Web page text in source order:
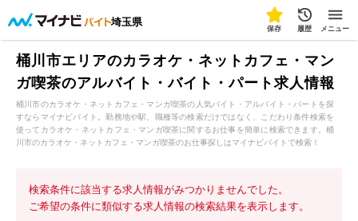
埼玉県
保存 履歴 メニュー
桶川市エリアのカラオケ・ネットカフェ・マン
ガ喫茶のアルバイト・バイト・パート求人情報
桶川市のカラオケ・ネットカフェ・マンガ喫茶の人気バイト・アルバイト・パートを探
すならマイナビバイト。勤務地や駅、職種等の検索だけではなく、こだわり条件検索を
使ってカラオケ・ネットカフェ・マンガ喫茶に関するお仕事を簡単に検索できます。桶
川市のカラオケ・ネットカフェ・マンガ喫茶のお仕事探しはマイナビバイトで検索！
検索条件に該当する求人情報がみつかりませんでした。
ご希望の条件に類似する求人情報の検索結果を表示します。